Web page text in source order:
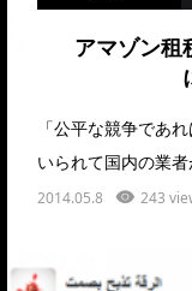
アマゾン租
「公平な競争であ
いられて国内の業
2014.05.8 243